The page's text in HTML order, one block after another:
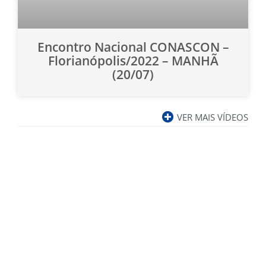
Encontro Nacional CONASCON –
Florianópolis/2022 – MANHÃ
(20/07)
VER MAIS VÍDEOS